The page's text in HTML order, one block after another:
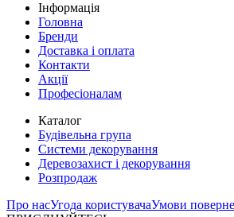
Інформація
Головна
Бренди
Доставка і оплата
Контакти
Акції
Професіоналам
Каталог
Будівельна група
Системи декорування
Деревозахист і декорування
Розпродаж
Про насУгода користувачаУмови